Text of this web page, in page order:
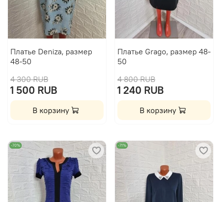
Платье Deniza, размер
48-50
4 300 RUB
1 500 RUB
В корзину
Платье Grago, размер 48-
50
4 800 RUB
1 240 RUB
В корзину
-70% -71%